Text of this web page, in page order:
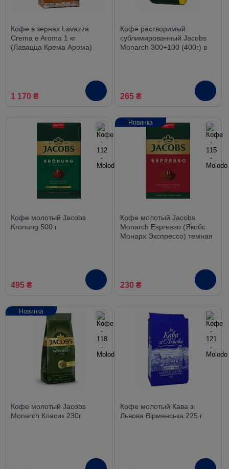
Кофе в зернах Lavazza
Crema e Aroma 1 кг
(Лавацца Крема Арома)
1 170 ₴
Кофе растворимый
сублимированный Jacobs
Monarch 300+100 (400г) в
265 ₴
Кофе молотый Jacobs
Kronung 500 г
495 ₴
Кофе молотый Jacobs
Monarch Espresso (Якобс
Монарх Экспрессо) темная
230 ₴
Новинка
Кофе молотый Jacobs
Monarch Класик 230г
Новинка
Кофе молотый Кава зі
Львова Вірменська 225 г